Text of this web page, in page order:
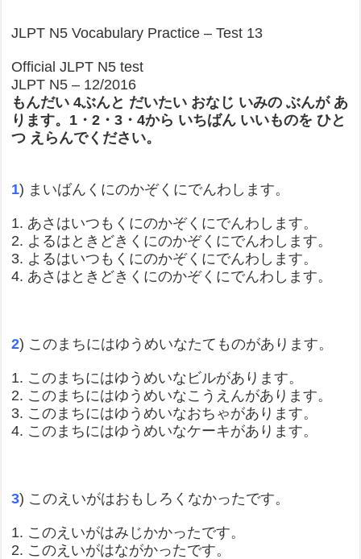
JLPT N5 Vocabulary Practice – Test 13
Official JLPT N5 test
JLPT N5 – 12/2016
もんだい 4ぶんと だいたい おなじ いみの ぶんが あ
ります。1・2・3・4から いちばん いいものを ひと
つ えらんでください。
1) まいばんくにのかぞくにでんわします。
1. あさはいつもくにのかぞくにでんわします。
2. よるはときどきくにのかぞくにでんわします。
3. よるはいつもくにのかぞくにでんわします。
4. あさはときどきくにのかぞくにでんわします。
2) このまちにはゆうめいなたてものがあります。
1. このまちにはゆうめいなビルがあります。
2. このまちにはゆうめいなこうえんがあります。
3. このまちにはゆうめいなおちゃがあります。
4. このまちにはゆうめいなケーキがあります。
3) このえいがはおもしろくなかったです。
1. このえいがはみじかかったです。
2. このえいがはながかったです。